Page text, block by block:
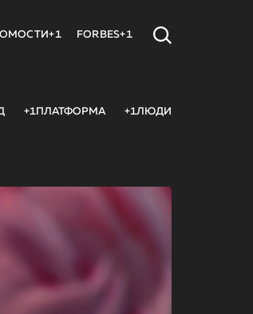
FORBES+1
+1ПЛАТФОРМА +1ЛЮДИ